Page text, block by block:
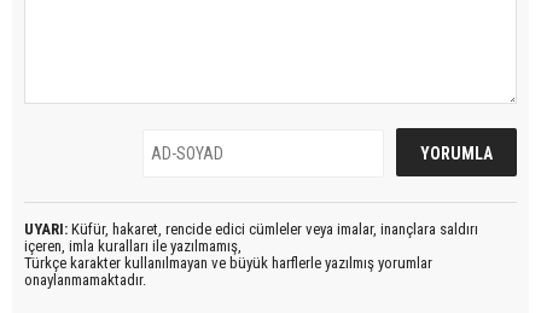
UYARI: Küfür, hakaret, rencide edici cümleler veya imalar, inançlara saldırı
içeren, imla kuralları ile yazılmamış,
Türkçe karakter kullanılmayan ve büyük harflerle yazılmış yorumlar
onaylanmamaktadır.